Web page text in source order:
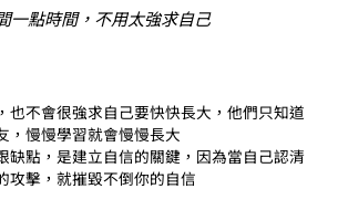
一點時間，不用太強求自己
也不會很強求自己要快快長大，他們只知道
，慢慢學習就會慢慢長大
缺點，是建立自信的關鍵，因為當自己認清
攻擊，就摧毀不倒你的自信